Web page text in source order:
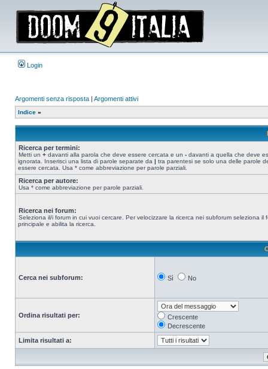
Login
Argomenti senza risposta | Argomenti attivi
Indice »
Ricerca per termini:
Metti un + davanti alla parola che deve essere cercata e un - davanti a quella che deve
ignorata. Inserisci una lista di parole separate da | tra parentesi se solo una delle parole
essere cercata. Usa * come abbreviazione per parole parziali.
Ricerca per autore:
Usa * come abbreviazione per parole parziali.
Ricerca nei forum:
Seleziona il/i forum in cui vuoi cercare. Per velocizzare la ricerca nei subforum seleziona il
principale e abilita la ricerca.
Cerca nei subforum: Sì No
Ordina risultati per:
Crescente
Decrescente
Limita risultati a: